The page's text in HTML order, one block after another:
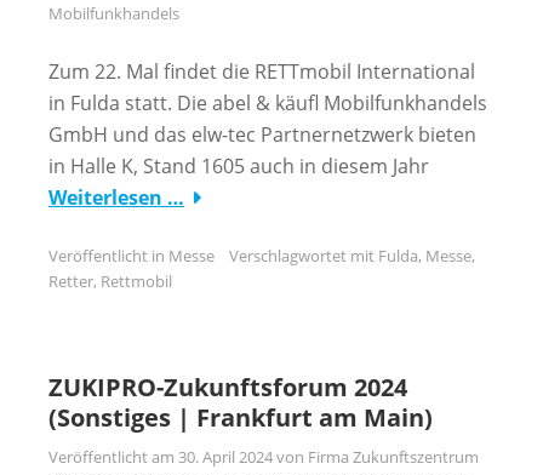
Mobilfunkhandels
Zum 22. Mal findet die RETTmobil International
in Fulda statt. Die abel & käufl Mobilfunkhandels
GmbH und das elw-tec Partnernetzwerk bieten
in Halle K, Stand 1605 auch in diesem Jahr
Weiterlesen …
Veröffentlicht in Messe Verschlagwortet mit Fulda, Messe,
Retter, Rettmobil
ZUKIPRO-Zukunftsforum 2024
(Sonstiges | Frankfurt am Main)
Veröffentlicht am 30. April 2024von Firma Zukunftszentrum